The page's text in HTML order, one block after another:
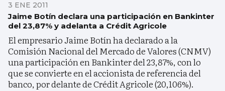
3 ENE 2011
Jaime Botín declara una participación en Bankinter
del 23,87% y adelanta a Crédit Agricole
El empresario Jaime Botín ha declarado a la
Comisión Nacional del Mercado de Valores (CNMV)
una participación en Bankinter del 23,87%, con lo
que se convierte en el accionista de referencia del
banco, por delante de Crédit Agricole (20,106%).